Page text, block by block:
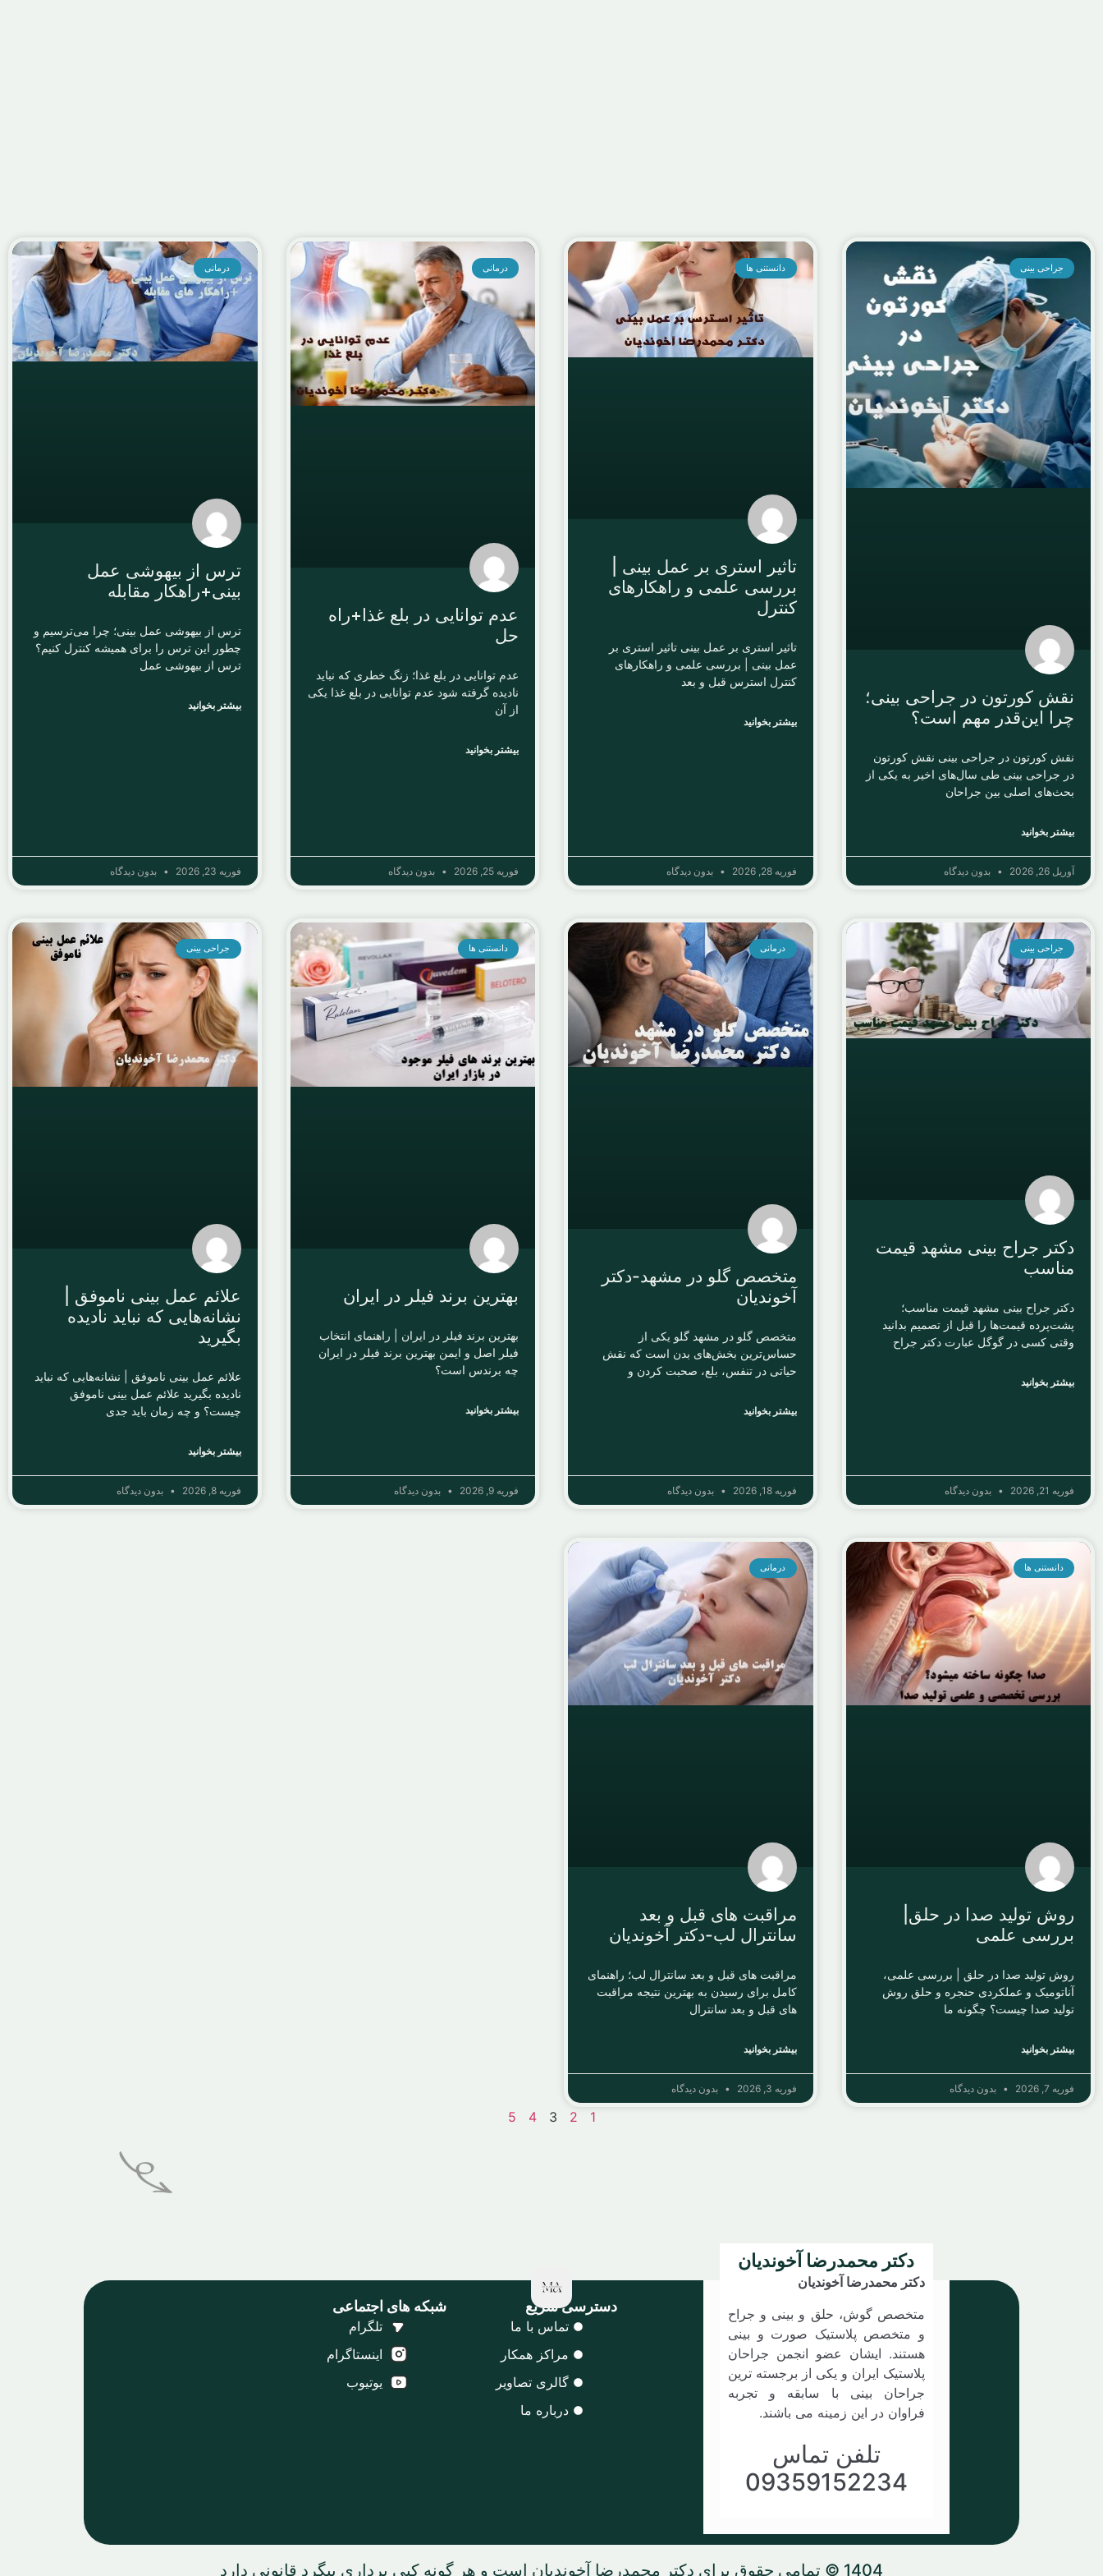
جراحی بینی
نقش کورتون در جراحی بینی؛
چرا این‌قدر مهم است؟
نقش کورتون در جراحی بینی نقش کورتون
در جراحی بینی طی سال‌های اخیر به یکی از
بحث‌های اصلی بین جراحان
بیشتر بخوانید
آوریل 26, 2026 بدون دیدگاه
دانستنی ها
تاثیر استری بر عمل بینی |
بررسی علمی و راهکارهای
کنترل
تاثیر استری بر عمل بینی تاثیر استری بر
عمل بینی | بررسی علمی و راهکارهای
کنترل استرس قبل و بعد
بیشتر بخوانید
فوریه 28, 2026 بدون دیدگاه
درمانی
عدم توانایی در بلع غذا+راه
حل
عدم توانایی در بلع غذا؛ زنگ خطری که نباید
نادیده گرفته شود عدم توانایی در بلع غذا یکی
از آن
بیشتر بخوانید
فوریه 25, 2026 بدون دیدگاه
درمانی
ترس از بیهوشی عمل
بینی+راهکار مقابله
ترس از بیهوشی عمل بینی؛ چرا می‌ترسیم و
چطور این ترس را برای همیشه کنترل کنیم؟
ترس از بیهوشی عمل
بیشتر بخوانید
فوریه 23, 2026 بدون دیدگاه
جراحی بینی
دکتر جراح بینی مشهد قیمت
مناسب
دکتر جراح بینی مشهد قیمت مناسب؛
پشت‌پرده قیمت‌ها را قبل از تصمیم بدانید
وقتی کسی در گوگل عبارت دکتر جراح
بیشتر بخوانید
فوریه 21, 2026 بدون دیدگاه
درمانی
متخصص گلو در مشهد-دکتر
آخوندیان
متخصص گلو در مشهد گلو یکی از
حساس‌ترین بخش‌های بدن است که نقش
حیاتی در تنفس، بلع، صحبت کردن و
بیشتر بخوانید
فوریه 18, 2026 بدون دیدگاه
دانستنی ها
بهترین برند فیلر در ایران
بهترین برند فیلر در ایران | راهنمای انتخاب
فیلر اصل و ایمن بهترین برند فیلر در ایران
چه برندس است؟
بیشتر بخوانید
فوریه 9, 2026 بدون دیدگاه
جراحی بینی
علائم عمل بینی ناموفق |
نشانه‌هایی که نباید نادیده
بگیرید
علائم عمل بینی ناموفق | نشانه‌هایی که نباید
نادیده بگیرید علائم عمل بینی ناموفق
چیست؟ و چه زمان باید جدی
بیشتر بخوانید
فوریه 8, 2026 بدون دیدگاه
دانستنی ها
روش تولید صدا در حلق|
بررسی علمی
روش تولید صدا در حلق | بررسی علمی،
آناتومیک و عملکردی حنجره و حلق روش
تولید صدا چیست؟ چگونه ما
بیشتر بخوانید
فوریه 7, 2026 بدون دیدگاه
درمانی
مراقبت های قبل و بعد
سانترال لب-دکتر آخوندیان
مراقبت های قبل و بعد سانترال لب؛ راهنمای
کامل برای رسیدن به بهترین نتیجه مراقبت
های قبل و بعد سانترال
بیشتر بخوانید
فوریه 3, 2026 بدون دیدگاه
1
2
3
4
5
دکتر محمدرضا آخوندیان
دکتر محمدرضا آخوندیان
متخصص گوش، حلق و بینی و جراح
و متخصص پلاستیک صورت و بینی
هستند. ایشان عضو انجمن جراحان
پلاستیک ایران و یکی از برجسته ترین
جراحان بینی با سابقه و تجربه
فراوان در این زمینه می باشند.
تلفن تماس
09359152234
دسترسی سریع
تماس با ما
مراکز همکار
گالری تصاویر
درباره ما
شبکه های اجتماعی
تلگرام
اینستاگرام
یوتیوب
1404 © تمامی حقوق برای دکتر محمدرضا آخوندیان است و هر گونه کپی برداری پیگرد قانونی دارد